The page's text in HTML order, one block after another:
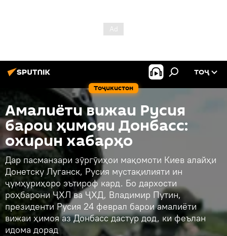
Тоҷикистон
ТОҶ
Амалиёти вижаи Русия
барои ҳимояи Донбасс:
охирин хабарҳо
Дар пасманзари зӯргӯиҳои мақомоти Киев алайҳи
Донетску Луганск, Русия мустақилияти ин
ҷумҳуриҳоро эътироф кард. Бо дархости
роҳбарони ҶХЛ ва ҶХД, Владимир Путин,
президенти Русия 24 феврал барои амалиёти
вижаи ҳимоя аз Донбасс дастур дод, ки феълан
идома дорад